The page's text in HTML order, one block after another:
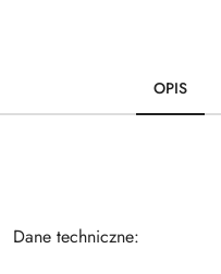
OPIS
Dane techniczne: